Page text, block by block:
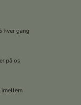
hver gang
på os